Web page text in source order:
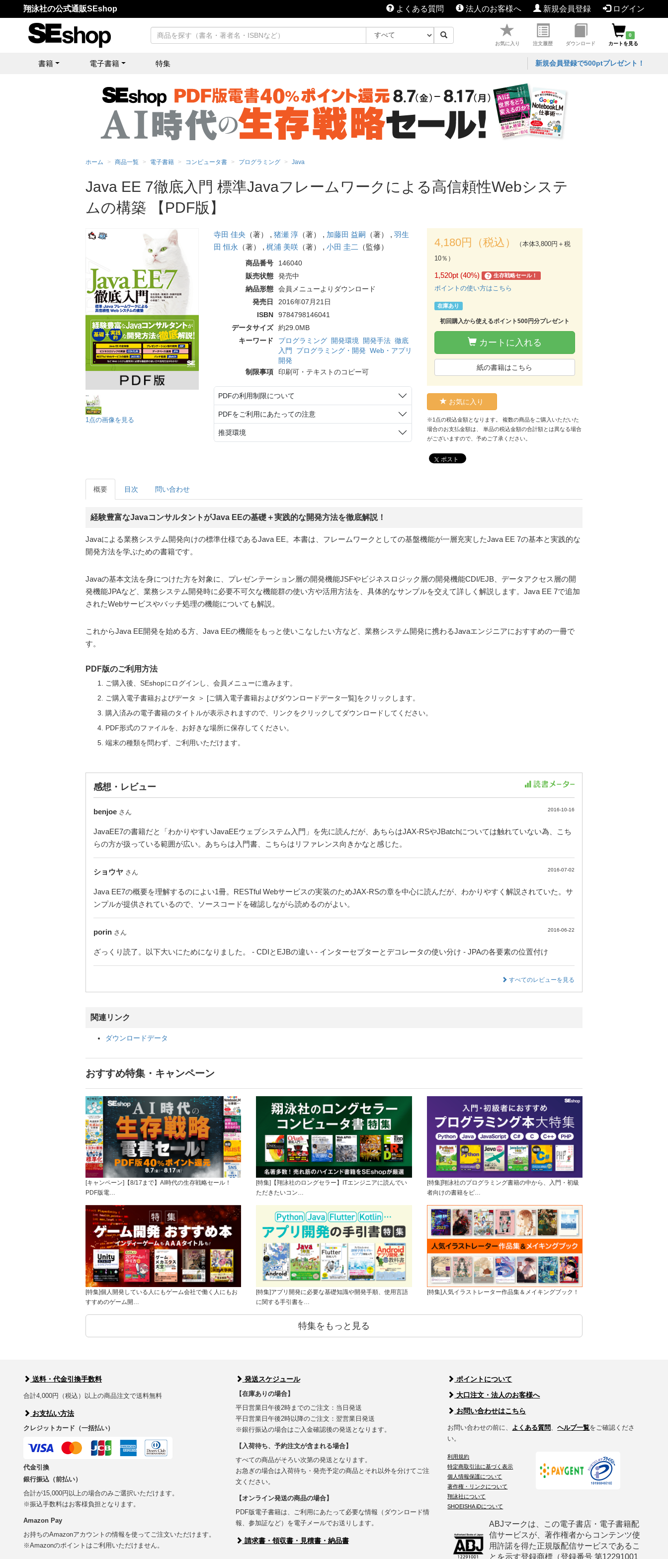
翔泳社の公式通販SEshop よくある質問 法人のお客様へ 新規会員登録 ログイン
お気に入り 注文履歴 ダウンロード
0
カートを見る
書籍 電子書籍 特集 新規会員登録で500ptプレゼント！
ホーム 商品一覧 電子書籍 コンピュータ書 プログラミング Java
Java EE 7徹底入門 標準Javaフレームワークによる高信頼性Webシステ
ムの構築 【PDF版】
1点の画像を見る
寺田 佳央 （著） , 猪瀬 淳（著） , 加藤田 益嗣 （著） , 羽生
田 恒永 （著） , 梶浦 美咲 （著） , 小田 圭二 （監修）
商品番号
146040
販売状態
発売中
納品形態
会員メニューよりダウンロード
発売日
2016年07月21日
ISBN
9784798146041
データサイズ
約29.0MB
キーワード
プログラミング 開発環境 開発手法 徹底
入門
プログラミング・開発 Web・アプリ
開発
制限事項
印刷可・テキストのコピー可
PDFの利用制限について
PDFをご利用にあたっての注意
推奨環境
4,180円（税込）
（本体3,800円＋税
10％）
1,520pt (40%) ? 生存戦略セール！
ポイントの使い方はこちら
在庫あり
初回購入から使えるポイント500円分プレゼント
カートに入れる
紙の書籍はこちら
お気に入り
※1点の税込金額となります。 複数の商品をご購入いただいた
場合のお支払金額は、 単品の税込金額の合計額とは異なる場合
がございますので、予めご了承ください。
ポスト
概要 目次 問い合わせ
経験豊富なJavaコンサルタントがJava EEの基礎＋実践的な開発方法を徹底解説！
Javaによる業務システム開発向けの標準仕様であるJava EE。本書は、フレームワークとしての基盤機能が一層充実したJava EE 7の基本と実践的な
開発方法を学ぶための書籍です。
Javaの基本文法を身につけた方を対象に、プレゼンテーション層の開発機能JSFやビジネスロジック層の開発機能CDI/EJB、データアクセス層の開
発機能JPAなど、業務システム開発時に必要不可欠な機能群の使い方や活用方法を、具体的なサンプルを交えて詳しく解説します。Java EE 7で追加
されたWebサービスやバッチ処理の機能についても解説。
これからJava EE開発を始める方、Java EEの機能をもっと使いこなしたい方など、業務システム開発に携わるJavaエンジニアにおすすめの一冊で
す。
PDF版のご利用方法
ご購入後、SEshopにログインし、会員メニューに進みます。
ご購入電子書籍およびデータ ＞ [ご購入電子書籍およびダウンロードデータ一覧]をクリックします。
購入済みの電子書籍のタイトルが表示されますので、リンクをクリックしてダウンロードしてください。
PDF形式のファイルを、お好きな場所に保存してください。
端末の種類を問わず、ご利用いただけます。
感想・レビュー
benjoe さん 2016-10-16
JavaEE7の書籍だと「わかりやすいJavaEEウェブシステム入門」を先に読んだが、あちらはJAX-RSやJBatchについては触れていない為、こち
らの方が扱っている範囲が広い。あちらは入門書、こちらはリファレンス向きかなと感じた。
ショウヤ さん 2016-07-02
Java EE7の概要を理解するのによい1冊。RESTful Webサービスの実装のためJAX-RSの章を中心に読んだが、わかりやすく解説されていた。サ
ンプルが提供されているので、ソースコードを確認しながら読めるのがよい。
porin さん 2016-06-22
ざっくり読了。以下大いにためになりました。 - CDIとEJBの違い - インターセプターとデコレータの使い分け - JPAの各要素の位置付け
すべてのレビューを見る
関連リンク
ダウンロードデータ
おすすめ特集・キャンペーン
[キャンペーン]【8/17まで】AI時代の生存戦略セール！
PDF版電…
[特集]【翔泳社のロングセラー】ITエンジニアに読んでい
ただきたいコン…
[特集]翔泳社のプログラミング書籍の中から、入門・初級
者向けの書籍をピ…
[特集]個人開発している人にもゲーム会社で働く人にもお
すすめのゲーム開…
[特集]アプリ開発に必要な基礎知識や開発手順、使用言語
に関する手引書を…
[特集]人気イラストレーター作品集＆メイキングブック！
特集をもっと見る
送料・代金引換手数料
合計4,000円（税込）以上の商品注文で送料無料
お支払い方法
クレジットカード（一括払い）
代金引換
銀行振込（前払い）
合計が15,000円以上の場合のみご選択いただけます。
※振込手数料はお客様負担となります。
Amazon Pay
お持ちのAmazonアカウントの情報を使ってご注文いただけます。
※Amazonのポイントはご利用いただけません。
発送スケジュール
【在庫ありの場合】
平日営業日午後2時までのご注文：当日発送
平日営業日午後2時以降のご注文：翌営業日発送
※銀行振込の場合はご入金確認後の発送となります。
【入荷待ち、予約注文が含まれる場合】
すべての商品がそろい次第の発送となります。
お急ぎの場合は入荷待ち・発売予定の商品とそれ以外を分けてご注
文ください。
【オンライン発送の商品の場合】
PDF版電子書籍は、ご利用にあたって必要な情報（ダウンロード情
報、参加証など）を電子メールでお送りします。
請求書・領収書・見積書・納品書
ポイントについて
大口注文・法人のお客様へ
お問い合わせはこちら
お問い合わせの前に、 よくある質問 、ヘルプ一覧をご確認くださ
い。
利用規約
特定商取引法に基づく表示
個人情報保護について
著作権・リンクについて
翔泳社について
SHOEISHA iDについて
ABJマークは、この電子書店・電子書籍配
信サービスが、著作権者からコンテンツ使
用許諾を得た正規版配信サービスであるこ
とを示す登録商標（登録番号 第12291001